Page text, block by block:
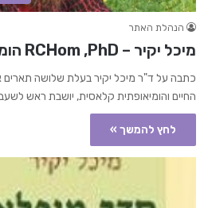
הנהלת האתר
מיכל יקיר – RCHom ,PhD הומאופתית קלאסית
כתבה על ד"ר מיכל יקיר בעלת שלושה תארים
החיים והומיאופתית קלאסית, יושבת ראש
לחץ להמשך »